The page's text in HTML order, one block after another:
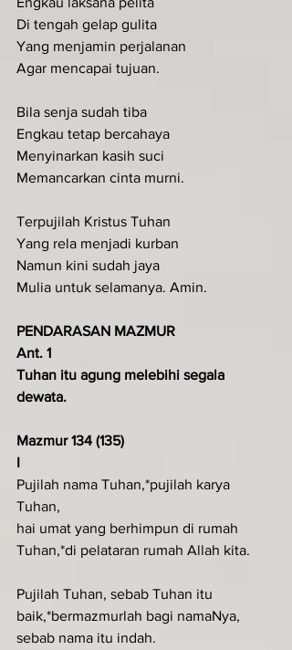
Di tengah gelap gulita
Yang menjamin perjalanan
Agar mencapai tujuan.
Bila senja sudah tiba
Engkau tetap bercahaya
Menyinarkan kasih suci
Memancarkan cinta murni.
Terpujilah Kristus Tuhan
Yang rela menjadi kurban
Namun kini sudah jaya
Mulia untuk selamanya. Amin.
PENDARASAN MAZMUR
Ant. 1
Tuhan itu agung melebihi segala
dewata.
Mazmur 134 (135)
I
Pujilah nama Tuhan,*pujilah karya
Tuhan,
hai umat yang berhimpun di rumah
Tuhan,*di pelataran rumah Allah kita.
Pujilah Tuhan, sebab Tuhan itu
baik,*bermazmurlah bagi namaNya,
sebab nama itu indah.